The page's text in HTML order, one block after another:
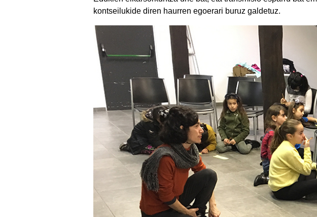
kontseilukide diren haurren egoerari buruz galdetuz.